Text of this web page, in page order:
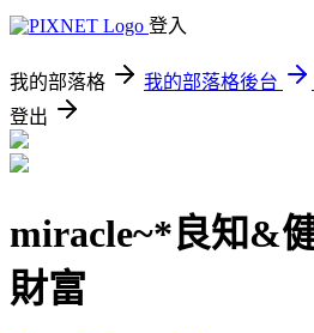
登入
我的部落格 我的部落格後台
登出
miracle~*良知&
財富